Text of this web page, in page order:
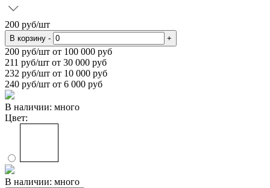
200 руб/шт
В корзину - +
200 руб/шт от 100 000 руб
211 руб/шт от 30 000 руб
232 руб/шт от 10 000 руб
240 руб/шт от 6 000 руб
В наличии: много
Цвет:
В наличии: много